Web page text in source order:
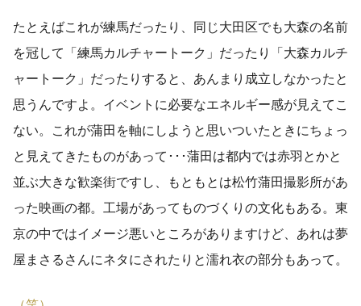
たとえばこれが練馬だったり、同じ大田区でも大森の名前
を冠して「練馬カルチャートーク」だったり「大森カルチ
ャートーク」だったりすると、あんまり成立しなかったと
思うんですよ。イベントに必要なエネルギー感が見えてこ
ない。これが蒲田を軸にしようと思いついたときにちょっ
と見えてきたものがあって･･･蒲田は都内では赤羽とかと
並ぶ大きな歓楽街ですし、もともとは松竹蒲田撮影所があ
った映画の都。工場があってものづくりの文化もある。東
京の中ではイメージ悪いところがありますけど、あれは夢
屋まさるさんにネタにされたりと濡れ衣の部分もあって。